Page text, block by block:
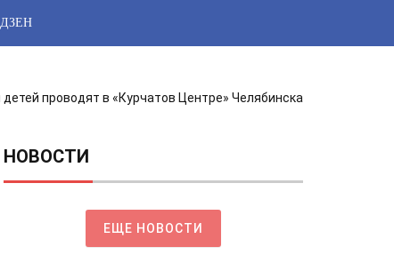
ДЗЕН
проводят в «Курчатов Центре» Челябинска
НОВОСТИ
ЕЩЕ НОВОСТИ